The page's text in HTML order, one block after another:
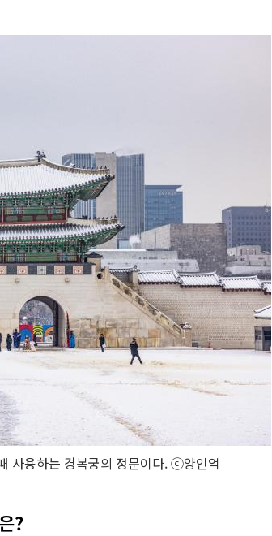
사용하는 경복궁의 정문이다. ⓒ양인억
?